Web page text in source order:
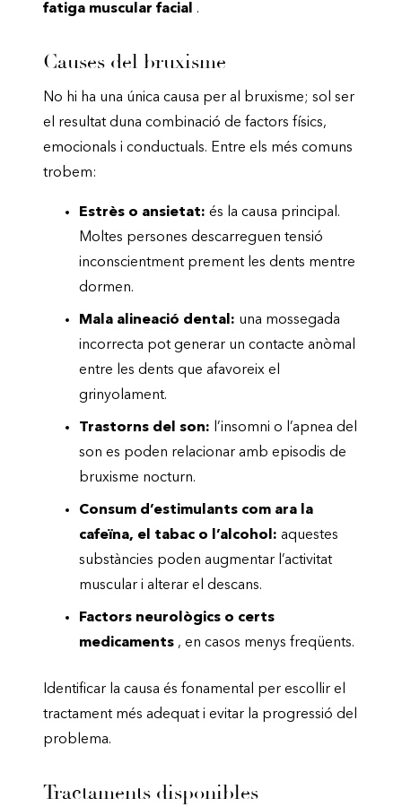
fatiga muscular facial
.
Causes del bruxisme
No hi ha una única causa per al bruxisme; sol ser
el resultat duna combinació de factors físics,
emocionals i conductuals. Entre els més comuns
trobem:
Estrès o ansietat: és la causa principal.
Moltes persones descarreguen tensió
inconscientment prement les dents mentre
dormen.
Mala alineació dental: una mossegada
incorrecta pot generar un contacte anòmal
entre les dents que afavoreix el
grinyolament.
Trastorns del son: l’insomni o l’apnea del
son es poden relacionar amb episodis de
bruxisme nocturn.
Consum d’estimulants com ara la
cafeïna, el tabac o l’alcohol: aquestes
substàncies poden augmentar l’activitat
muscular i alterar el descans.
Factors neurològics o certs
medicaments , en casos menys freqüents.
Identificar la causa és fonamental per escollir el
tractament més adequat i evitar la progressió del
problema.
Tractaments disponibles